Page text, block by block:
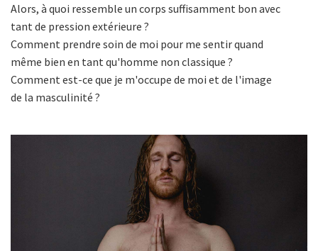
Alors, à quoi ressemble un corps suffisamment bon avec
tant de pression extérieure ?
Comment prendre soin de moi pour me sentir quand
même bien en tant qu'homme non classique ?
Comment est-ce que je m'occupe de moi et de l'image
de la masculinité ?